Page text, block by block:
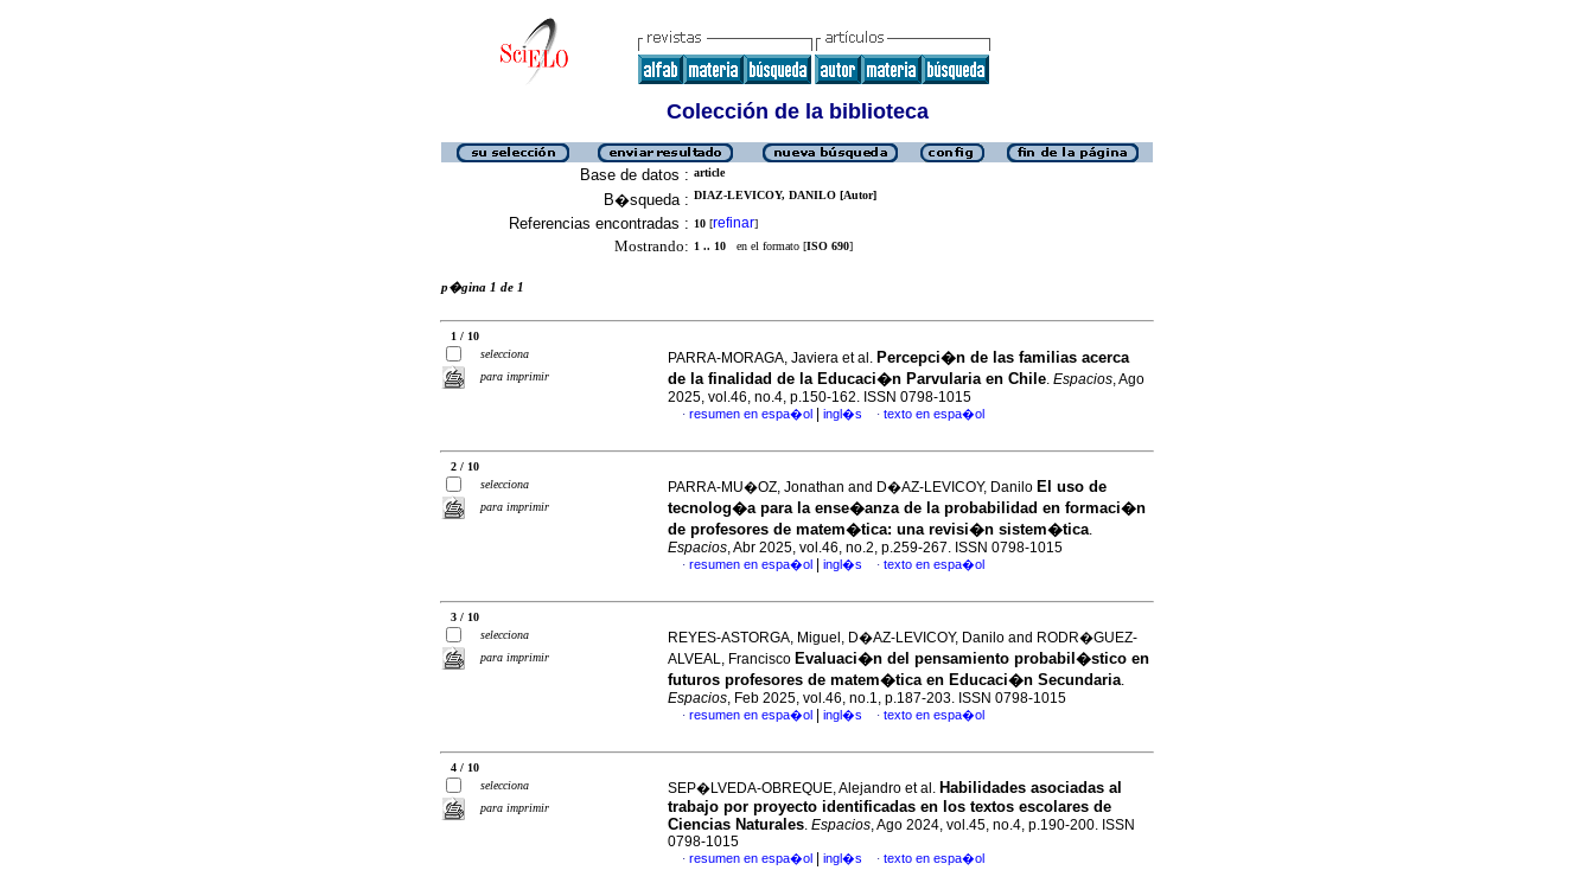
Colección de la biblioteca
Base de datos : article
B�squeda : DIAZ-LEVICOY, DANILO [Autor]
Referencias encontradas : 10 [refinar]
Mostrando: 1 .. 10 en el formato [ISO 690]
p�gina 1 de 1
1 / 10
selecciona
para imprimir
PARRA-MORAGA, Javiera et al. Percepci�n de las familias acerca
de la finalidad de la Educaci�n Parvularia en Chile. Espacios, Ago
2025, vol.46, no.4, p.150-162. ISSN 0798-1015
· resumen en espa�ol ingl�s · texto en espa�ol
2 / 10
selecciona
para imprimir
PARRA-MU�OZ, Jonathan and D�AZ-LEVICOY, Danilo El uso de
tecnolog�a para la ense�anza de la probabilidad en formaci�n
de profesores de matem�tica: una revisi�n sistem�tica.
Espacios, Abr 2025, vol.46, no.2, p.259-267. ISSN 0798-1015
· resumen en espa�ol ingl�s · texto en espa�ol
3 / 10
selecciona
para imprimir
REYES-ASTORGA, Miguel, D�AZ-LEVICOY, Danilo and RODR�GUEZ-
ALVEAL, Francisco Evaluaci�n del pensamiento probabil�stico en
futuros profesores de matem�tica en Educaci�n Secundaria.
Espacios, Feb 2025, vol.46, no.1, p.187-203. ISSN 0798-1015
· resumen en espa�ol ingl�s · texto en espa�ol
4 / 10
selecciona
para imprimir
SEP�LVEDA-OBREQUE, Alejandro et al. Habilidades asociadas al
trabajo por proyecto identificadas en los textos escolares de
Ciencias Naturales. Espacios, Ago 2024, vol.45, no.4, p.190-200. ISSN
0798-1015
· resumen en espa�ol ingl�s · texto en espa�ol